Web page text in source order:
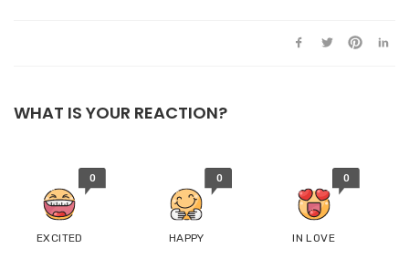
WHAT IS YOUR REACTION?
0
EXCITED
0
HAPPY
0
IN LOVE